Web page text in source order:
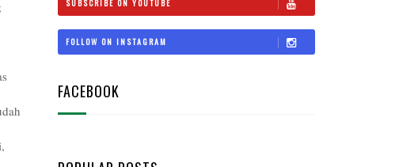
SUBSCRIBE ON YOUTUBE
FOLLOW ON INSTAGRAM
FACEBOOK